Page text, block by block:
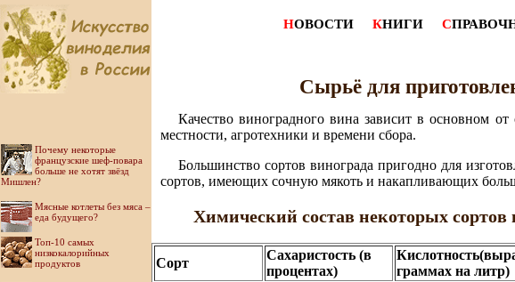
Почему некоторые
французские шеф-повара
больше не хотят звёзд
Мишлен?
Мясные котлеты без мяса –
еда будущего?
Топ-10 самых
низкокалорийных
продуктов
НОВОСТИ КНИГИ С
Сырьё для
Качество виноградного вина зависит в основном
местности, агротехники и времени сбора.
Большинство сортов винограда пригодно для
сортов, имеющих сочную мякоть и накапливающих
Химический состав некоторых
Сорт
Сахаристость (в
процентах)
граммах на литр)